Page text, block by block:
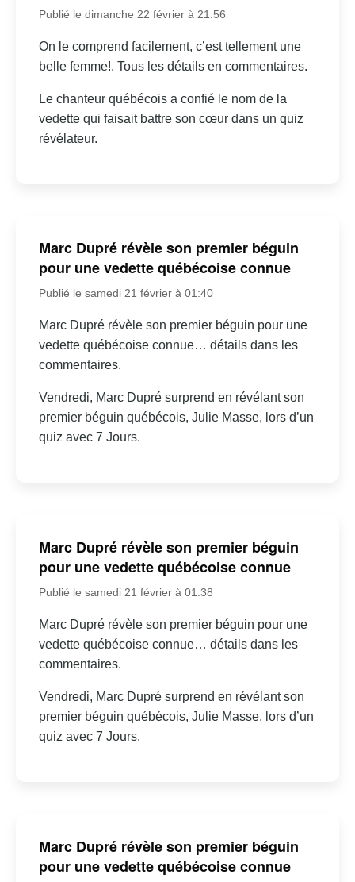
Publié le dimanche 22 février à 21:56
On le comprend facilement, c’est tellement une
belle femme!. Tous les détails en commentaires.
Le chanteur québécois a confié le nom de la
vedette qui faisait battre son cœur dans un quiz
révélateur.
Marc Dupré révèle son premier béguin
pour une vedette québécoise connue
Publié le samedi 21 février à 01:40
Marc Dupré révèle son premier béguin pour une
vedette québécoise connue… détails dans les
commentaires.
Vendredi, Marc Dupré surprend en révélant son
premier béguin québécois, Julie Masse, lors d’un
quiz avec 7 Jours.
Marc Dupré révèle son premier béguin
pour une vedette québécoise connue
Publié le samedi 21 février à 01:38
Marc Dupré révèle son premier béguin pour une
vedette québécoise connue… détails dans les
commentaires.
Vendredi, Marc Dupré surprend en révélant son
premier béguin québécois, Julie Masse, lors d’un
quiz avec 7 Jours.
Marc Dupré révèle son premier béguin
pour une vedette québécoise connue